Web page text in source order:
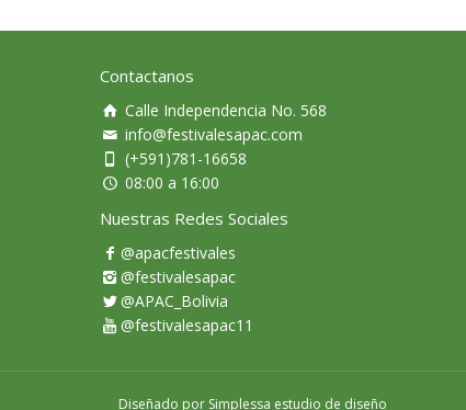
Contactanos
Calle Independencia No. 568
info@festivalesapac.com
(+591)781-16658
08:00 a 16:00
Nuestras Redes Sociales
@apacfestivales
@festivalesapac
@APAC_Bolivia
@festivalesapac11
Diseñado por Simplessa estudio de diseño